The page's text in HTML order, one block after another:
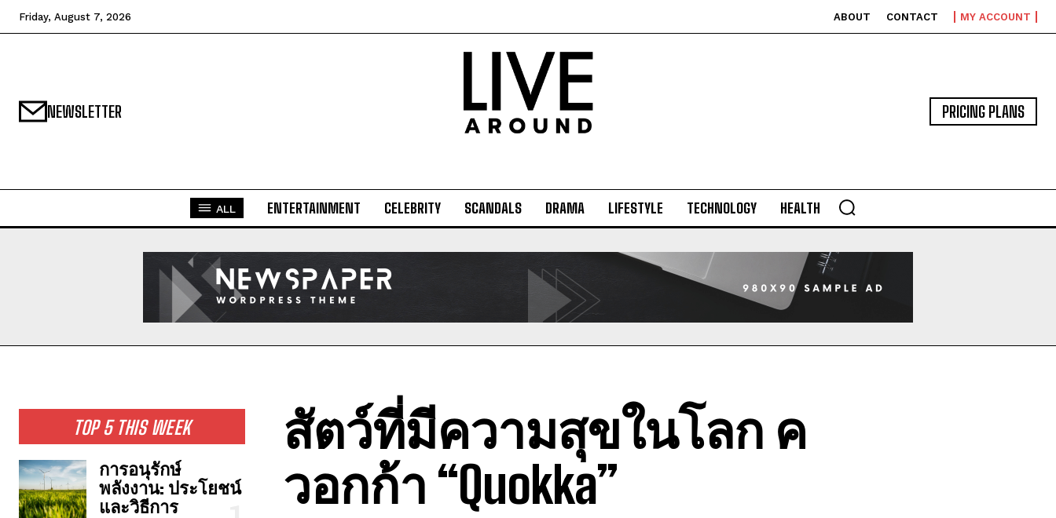
Friday, August 7, 2026 ABOUT CONTACT MY ACCOUNT
NEWSLETTER PRICING PLANS
ALL ENTERTAINMENT CELEBRITY SCANDALS DRAMA LIFESTYLE TECHNOLOGY HEALTH
TOP 5 THIS WEEK
การอนุรักษ์
พลังงาน: ประโยชน์
และวิธีการ
สัตว์ที่มีความสุขในโลก ค
วอกก้า “Quokka”